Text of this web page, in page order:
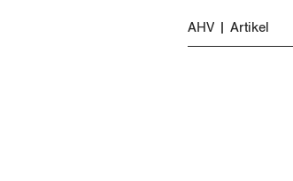
AHV Artikel